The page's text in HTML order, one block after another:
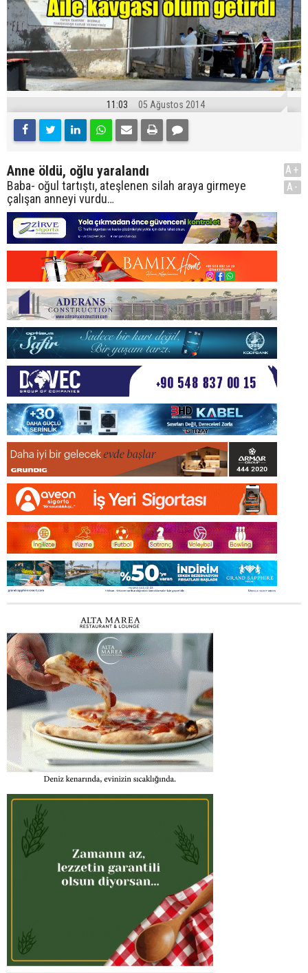
11:03 05 Ağustos 2014
Anne öldü, oğlu yaralandı
Baba- oğul tartıştı, ateşlenen silah araya girmeye
çalışan anneyi vurdu…
A+
A-